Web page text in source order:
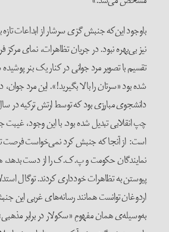
باوجود این‌که جنبش گزی سرشار از ابداعات تازه
نیز بی‌بهره نبود. در جریان تظاهرات، نمای مرکز
تقسیم با تصویر مرد جوانی در کنار یک بنر
چپ انقلابی تبدیل شده بود. با این وجود،
است: از آنجا که جنبش کرد نمی‌خواست فرصت
نمایندگان ‌حکومت و پ.ک.ک را از دست بدهد،
پیوستن به تظاهرات خودداری کردند. توگال
اردوغان توانست همانند رسانه‌های غربی این
به‌وسیله‌ی همان مفهومِ «سکولار در برابر